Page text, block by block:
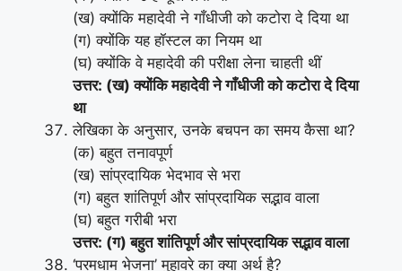
(ख) क्योंकि महादेवी ने गाँधीजी को कटोरा दे दिया था
(ग) क्योंकि यह हॉस्टल का नियम था
(घ) क्योंकि वे महादेवी की परीक्षा लेना चाहती थीं
उत्तर: (ख) क्योंकि महादेवी ने गाँधीजी को कटोरा दे दिया
था
लेखिका के अनुसार, उनके बचपन का समय कैसा था?
(क) बहुत तनावपूर्ण
(ख) सांप्रदायिक भेदभाव से भरा
(ग) बहुत शांतिपूर्ण और सांप्रदायिक सद्भाव वाला
(घ) बहुत गरीबी भरा
उत्तर: (ग) बहुत शांतिपूर्ण और सांप्रदायिक सद्भाव वाला
‘परमधाम भेजना’ मुहावरे का क्या अर्थ है?